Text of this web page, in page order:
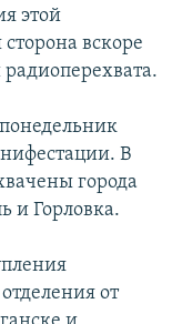
этой
вскоре
радиоперехвата.
В
города
и Горловка.
от